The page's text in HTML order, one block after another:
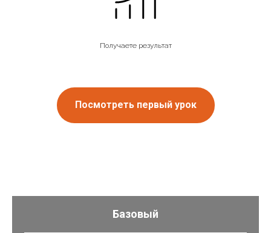
Получаете результат
Посмотреть первый урок
Базовый